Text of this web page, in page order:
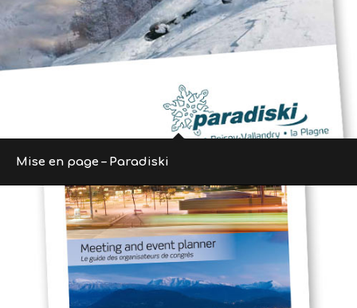
Mise en page – Paradiski